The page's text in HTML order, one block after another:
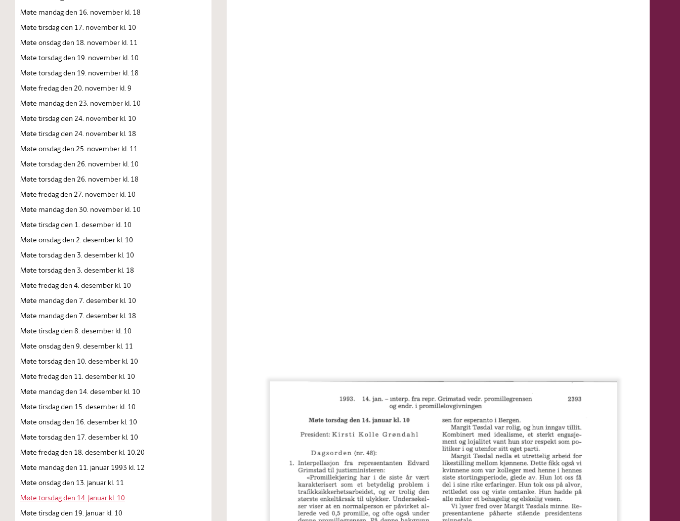
Møte mandag den 16. november kl. 18
Møte tirsdag den 17. november kl. 10
Møte onsdag den 18. november kl. 11
Møte torsdag den 19. november kl. 10
Møte torsdag den 19. november kl. 18
Møte fredag den 20. november kl. 9
Møte mandag den 23. november kl. 10
Møte tirsdag den 24. november kl. 10
Møte tirsdag den 24. november kl. 18
Møte onsdag den 25. november kl. 11
Møte torsdag den 26. november kl. 10
Møte torsdag den 26. november kl. 18
Møte fredag den 27. november kl. 10
Møte mandag den 30. november kl. 10
Møte tirsdag den 1. desember kl. 10
Møte onsdag den 2. desember kl. 10
Møte torsdag den 3. desember kl. 10
Møte torsdag den 3. desember kl. 18
Møte fredag den 4. desember kl. 10
Møte mandag den 7. desember kl. 10
Møte mandag den 7. desember kl. 18
Møte tirsdag den 8. desember kl. 10
Møte onsdag den 9. desember kl. 11
Møte torsdag den 10. desember kl. 10
Møte fredag den 11. desember kl. 10
Møte mandag den 14. desember kl. 10
Møte tirsdag den 15. desember kl. 10
Møte onsdag den 16. desember kl. 10
Møte torsdag den 17. desember kl. 10
Møte fredag den 18. desember kl. 10.20
Møte mandag den 11. januar 1993 kl. 12
Møte onsdag den 13. januar kl. 11
Møte torsdag den 14. januar kl. 10
Møte tirsdag den 19. januar kl. 10